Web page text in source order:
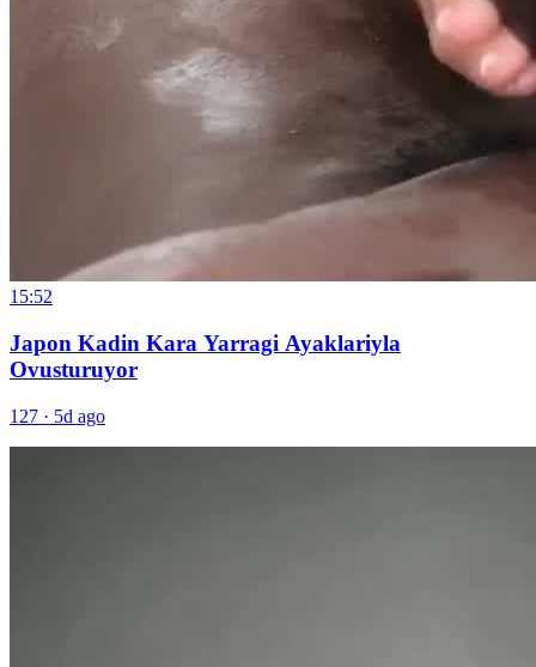
15:52
Japon Kadin Kara Yarragi Ayaklariyla
Ovusturuyor
127 · 5d ago